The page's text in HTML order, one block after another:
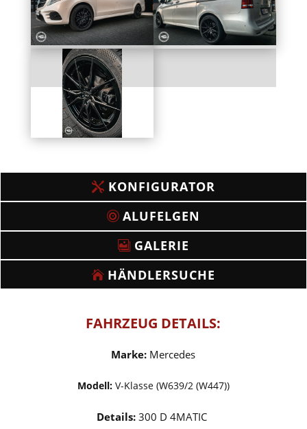
KONFIGURATOR
ALUFELGEN
GALERIE
HÄNDLERSUCHE
FAHRZEUG DETAILS:
Marke: Mercedes
Modell:V-Klasse (W639/2 (W447))
Details: 300 D 4MATIC